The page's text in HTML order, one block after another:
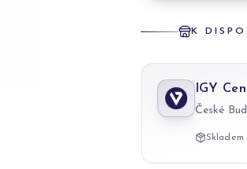
K
IGY
České
Skladem